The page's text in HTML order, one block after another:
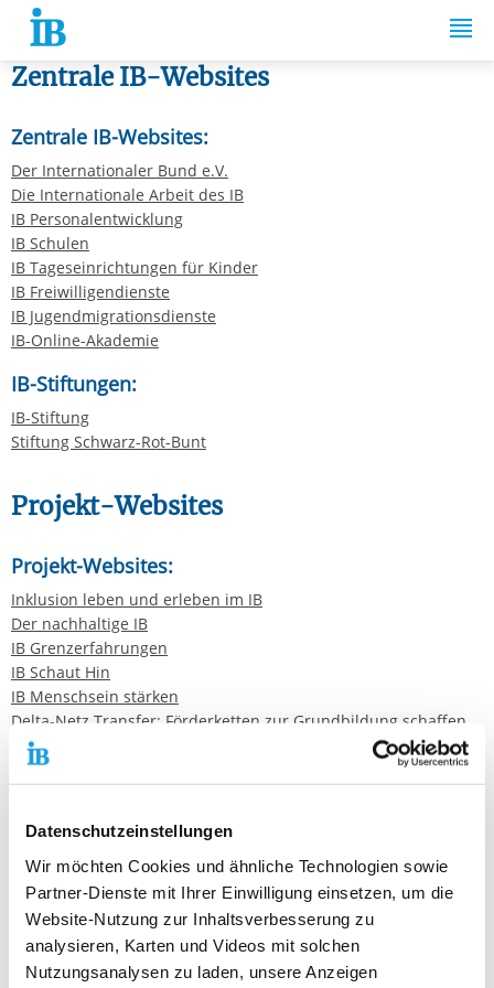
Datenschutzeinstellungen
Wir möchten Cookies und ähnliche Technologien sowie
Partner-Dienste mit Ihrer Einwilligung einsetzen, um die
Website-Nutzung zur Inhaltsverbesserung zu
analysieren, Karten und Videos mit solchen
Nutzungsanalysen zu laden, unsere Anzeigen
Springe zum Inhalt
Zentrale IB-Websites
Zentrale IB-Websites:
Der Internationaler Bund e.V.
Die Internationale Arbeit des IB
IB Personalentwicklung
IB Schulen
IB Tageseinrichtungen für Kinder
IB Freiwilligendienste
IB Jugendmigrationsdienste
IB-Online-Akademie
IB-Stiftungen:
IB-Stiftung
Stiftung Schwarz-Rot-Bunt
Projekt-Websites
Projekt-Websites:
Inklusion leben und erleben im IB
Der nachhaltige IB
IB Grenzerfahrungen
IB Schaut Hin
IB Menschsein stärken
Delta-Netz Transfer: Förderketten zur Grundbildung schaffen
und sichern
Regionale IB-Websites:
IB Baden
IB Berlin-Brandenburg
IB Mitte
IB Nord